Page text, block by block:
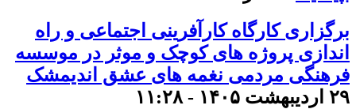
برگزاری کارگاه کارآفرینی اجتماعی و راه
اندازی پروژه های کوچک و موثر در موسسه
فرهنگی مردمی نغمه های عشق اندیمشک
۲۹ اردیبهشت ۱۴۰۵ - ۱۱:۲۸